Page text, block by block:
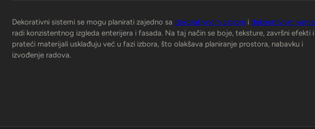
Dekorativni sistemi se mogu planirati zajedno sa dekorativnom ciglom i dekorativnim
radi konzistentnog izgleda enterijera i fasada. Na taj način se boje, teksture, završni efekti i
prateći materijali usklađuju već u fazi izbora, što olakšava planiranje prostora, nabavku i
izvođenje radova.